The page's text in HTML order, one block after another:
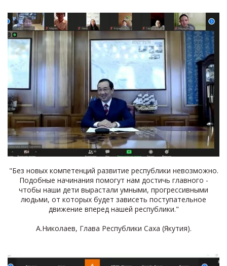
ФЕНОЛОГИЯ РОДНОГО КРАЯ
РАСТЕНИЯ
"Без новых компетенций развитие республики невозможно.
Подобные начинания помогут нам достичь главного -
чтобы наши дети вырастали умными, прогрессивными
людьми, от которых будет зависеть поступательное
движение вперед нашей республики."
А.Николаев, Глава Республики Саха (Якутия).